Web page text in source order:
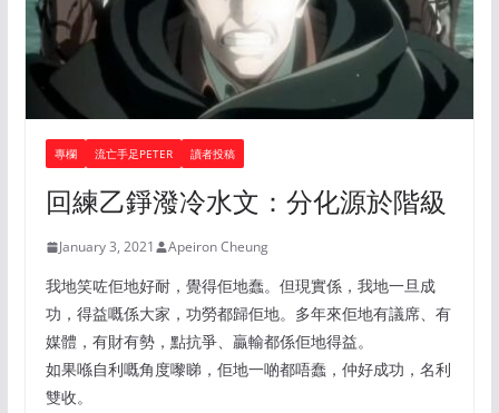
專欄 流亡手足PETER 讀者投稿
回練乙錚潑冷水文：分化源於階級
January 3, 2021 Apeiron Cheung
我地笑咗佢地好耐，覺得佢地蠢。但現實係，我地一旦成
功，得益嘅係大家，功勞都歸佢地。多年來佢地有議席、有
媒體，有財有勢，點抗爭、贏輸都係佢地得益。
如果喺自利嘅角度嚟睇，佢地一啲都唔蠢，仲好成功，名利
雙收。